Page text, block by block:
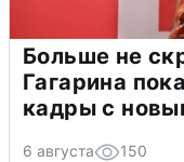
Больше не
Гагарина
кадры с
6 августа 150